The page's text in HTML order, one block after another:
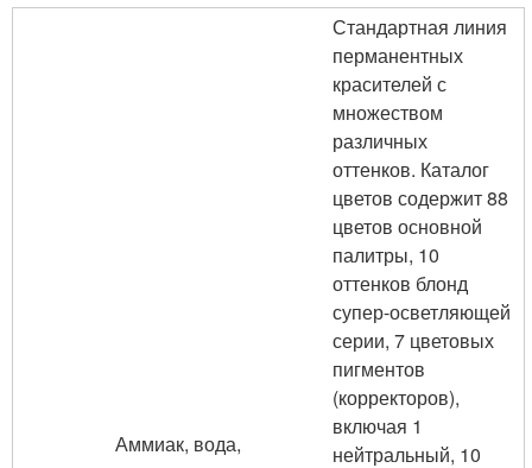
Аммиак, вода,
Стандартная линия
перманентных
красителей с
множеством
различных
оттенков. Каталог
цветов содержит 88
цветов основной
палитры, 10
оттенков блонд
супер-осветляющей
серии, 7 цветовых
пигментов
(корректоров),
включая 1
нейтральный, 10